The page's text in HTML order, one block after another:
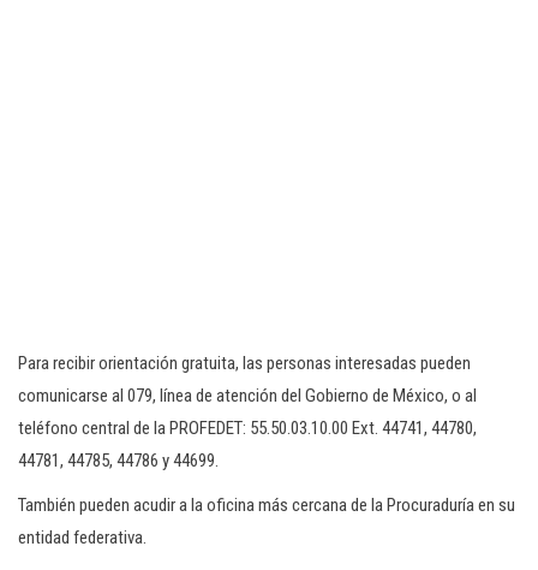
Para recibir orientación gratuita, las personas interesadas pueden
comunicarse al 079, línea de atención del Gobierno de México, o al
teléfono central de la PROFEDET: 55.50.03.10.00 Ext. 44741, 44780,
44781, 44785, 44786 y 44699.
También pueden acudir a la oficina más cercana de la Procuraduría en su
entidad federativa.